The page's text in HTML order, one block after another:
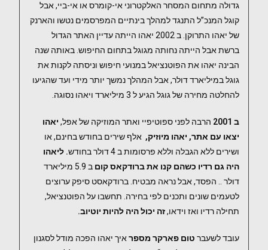
גדולה מתחום המסחר האלקטרוני אי-קומרס או אי-ביי, אבל
קוגל המנכ”ל התנגד למהלך בינתיים המפרסמים נטשו והארנק
של יאהו התרוקן. ב 2002 יאהו הייתה עדיין האתר הגדול
ברשת אבל הייתה נחותה מגוגל בתחום החיפוש. באותה שנה
הבינה יאהו את הפוטנציאל במנועי חיפוש וניסתה לקנות את
גוגל במיליארד דולר, אבל המהלך נמשך יותר מידי ועד שהגיעו
להחלטה מחירה של גוגל הגיע ל 3 מיליארד ויאהו נסוגה.
ב 2001 הרבה לפני ספוטיפיי ואתר המוזיקה של אפל, יאהו
יצאו עם אתר, יאהו מיוזיק, אלף שירים בחודש בחינם, או
ושירים ללא הגבלה וללא פרסומות ב 4 דולר בחודש
. ליאהו
היה גם רדיו כשהם קנו את ברודקאס קום
ב 5.9 מיליארד
דולר .. הפסד, אבל נראה מבטיח. ברודקאסט סיפק ערוצים
לטעמים שונים ותכנים לפי בחירה. תחשבו על הפוטנציאל,
תחילה רדיו ואז וידאו,זה יכול היה להיות יוטיוב.
עובד לשעבר טום פארקר מספר איך יאהו הפכה מודל לסגנון